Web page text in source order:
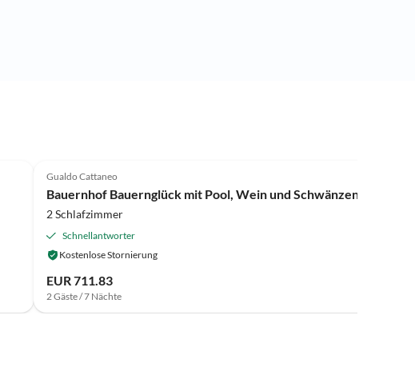
Gualdo Cattaneo
Bauernhof Bauernglück mit Pool, Wein und Schwänzen
2 Schlafzimmer
Schnellantworter
Kostenlose Stornierung
EUR 711.83
2 Gäste / 7 Nächte